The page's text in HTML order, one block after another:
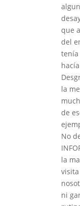
que
del
tenía
la
de
No
la
ni